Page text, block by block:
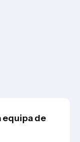
equipa de